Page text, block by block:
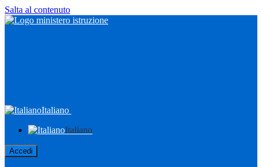
Salta al contenuto
Italiano
Italiano
Accedi